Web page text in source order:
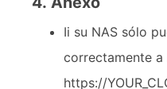
Ii su NAS sólo
correctamente a
https://